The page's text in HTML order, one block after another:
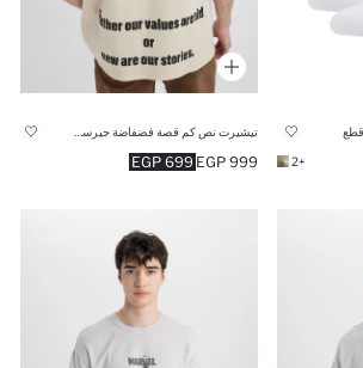
+2
تيشيرت نص كم قصة فضفاضة جيرسي بطبعة من الخلف
699 EGP 999 EGP